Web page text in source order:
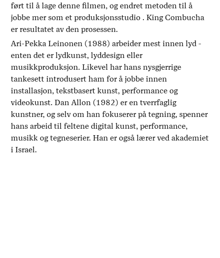
ført til å lage denne filmen, og endret metoden til å
jobbe mer som et produksjonsstudio . King Combucha
er resultatet av den prosessen.
Ari-Pekka Leinonen (1988) arbeider mest innen lyd -
enten det er lydkunst, lyddesign eller
musikkproduksjon. Likevel har hans nysgjerrige
tankesett introdusert ham for å jobbe innen
installasjon, tekstbasert kunst, performance og
videokunst. Dan Allon (1982) er en tverrfaglig
kunstner, og selv om han fokuserer på tegning, spenner
hans arbeid til feltene digital kunst, performance,
musikk og tegneserier. Han er også lærer ved akademiet
i Israel.